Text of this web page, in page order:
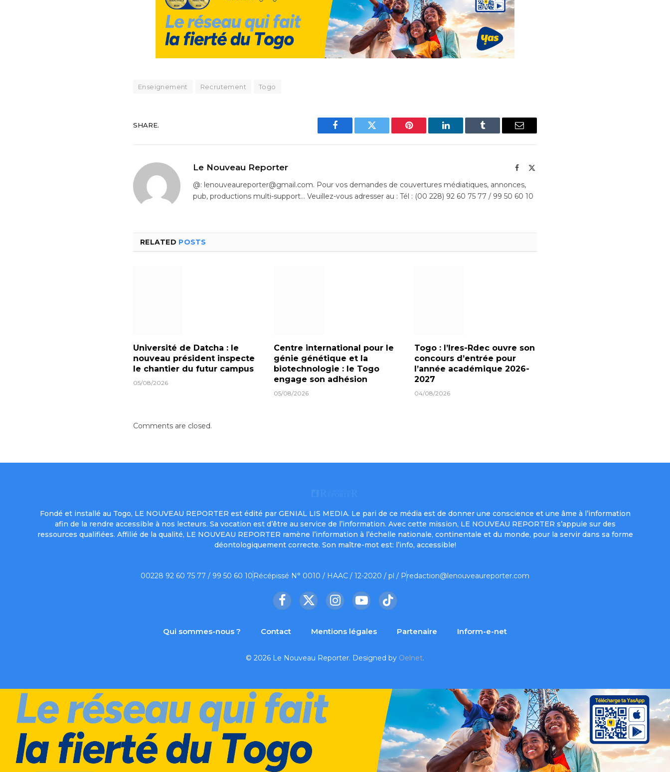
Enseignement Recrutement Togo
SHARE.
Facebook Twitter Pinterest LinkedIn Tumblr Email
Le Nouveau Reporter Facebook
@: lenouveaureporter@gmail.com. Pour vos demandes de couvertures médiatiques, annonces,
pub, productions multi-support… Veuillez-vous adresser au : Tél : (00 228) 92 60 75 77 / 99 50 60 10
RELATED POSTS
Université de Datcha : le
nouveau président inspecte
le chantier du futur campus
05/08/2026
Centre international pour le
génie génétique et la
biotechnologie : le Togo
engage son adhésion
05/08/2026
Togo : l’Ires-Rdec ouvre son
concours d’entrée pour
l’année académique 2026-
2027
04/08/2026
Comments are closed.
Fondé et installé au Togo, LE NOUVEAU REPORTER est édité par GENIAL LIS MEDIA. Le pari de ce média est de donner une conscience et une âme à l’information
afin de la rendre accessible à nos lecteurs. Sa vocation est d’être au service de l’information. Avec cette mission, LE NOUVEAU REPORTER s’appuie sur des
ressources qualifiées. Affilié de la qualité, LE NOUVEAU REPORTER ramène l’information à l’échelle nationale, continentale et du monde, pour la servir dans sa forme
déontologiquement correcte. Son maître-mot est: l’info, accessible!
00228 92 60 75 77 / 99 50 60 10 Récépissé N° 0010 / HAAC / 12-2020 / pl / Predaction@lenouveaureporter.com
Facebook
X
InstagramYouTubeTikTok
Qui sommes-nous ? Contact Mentions légales Partenaire Inform-e-net
© 2026 Le Nouveau Reporter. Designed by Oelnet.